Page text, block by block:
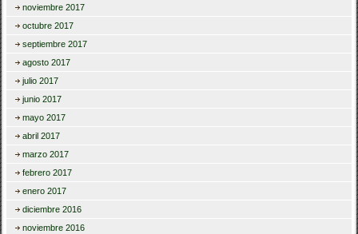
noviembre 2017
octubre 2017
septiembre 2017
agosto 2017
julio 2017
junio 2017
mayo 2017
abril 2017
marzo 2017
febrero 2017
enero 2017
diciembre 2016
noviembre 2016